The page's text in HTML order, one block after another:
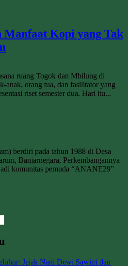
Manfaat Kopi yang Tak
ruang Togok dan Mbilung di
anak, orang tua, dan fasilitator yang
riset semester dua. Hari itu...
berdiri pada tahun 1988 di Desa
Banjarnegara, Perkembangannya
komunitas pemuda “ANANE29”
Jejak Nani Dewi Sawitri dan